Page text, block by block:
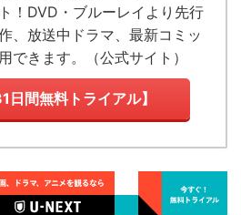
！DVD・ブルーレイより先行
、放送中ドラマ、最新コミッ
できます。（公式サイト ）
間無料トライアル】